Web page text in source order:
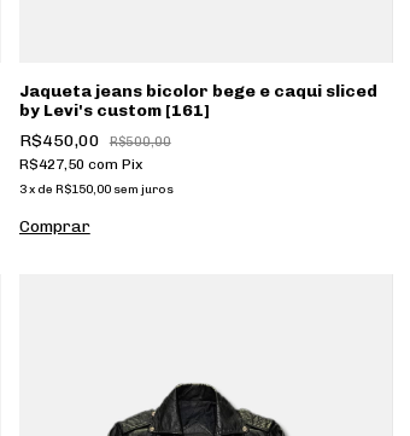
Jaqueta jeans bicolor bege e caqui sliced
by Levi's custom [161]
R$450,00
R$500,00
R$427,50 com Pix
3x de R$150,00 sem juros